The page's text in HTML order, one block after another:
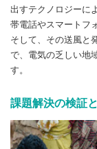
出すテクノロジーに
帯電話やスマートフ
そして、その送風と
で、電気の乏しい地
す。
課題解決の検証